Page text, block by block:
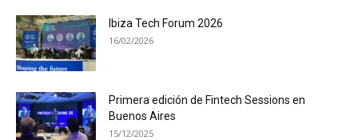
Ibiza Tech Forum 2026
16/02/2026
Primera edición de Fintech Sessions en
Buenos Aires
15/12/2025